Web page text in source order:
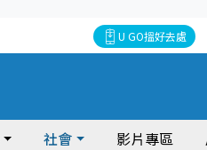
U GO搵好去處
社會 影片專區